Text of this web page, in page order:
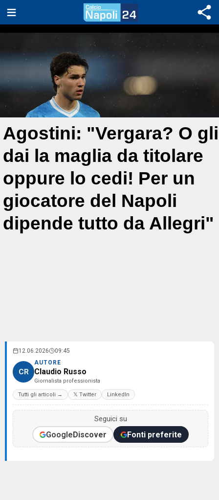
Agostini: "Vergara? O gli
dai la maglia da titolare
oppure lo cedi! Per un
giocatore del Napoli
dipende tutto da Allegri"
12.06.2026 09:45
CR
AUTORE
Claudio Russo
Giornalista professionista
Tutti gli articoli → 𝕏 Twitter LinkedIn
Seguici su
GoogleDiscover Fonti preferite